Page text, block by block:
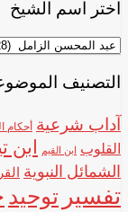
اختر اسم الشيخ
اختر
اسم
الشيخ
التصنيف
آداب شرعية أحكام
القلوب ابن القيم ابن
الشمائل النبوية
تفسير توحيد